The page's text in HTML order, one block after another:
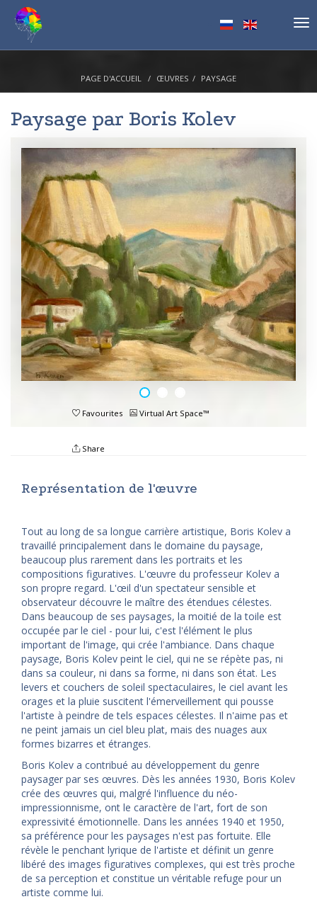
PAGE D'ACCUEIL ŒUVRES PAYSAGE
Paysage par Boris Kolev
Favourites Virtual Art Space™
Share
Représentation de l'œuvre
Tout au long de sa longue carrière artistique, Boris Kolev a
travaillé principalement dans le domaine du paysage,
beaucoup plus rarement dans les portraits et les
compositions figuratives. L'œuvre du professeur Kolev a
son propre regard. L'œil d'un spectateur sensible et
observateur découvre le maître des étendues célestes.
Dans beaucoup de ses paysages, la moitié de la toile est
occupée par le ciel - pour lui, c'est l'élément le plus
important de l'image, qui crée l'ambiance. Dans chaque
paysage, Boris Kolev peint le ciel, qui ne se répète pas, ni
dans sa couleur, ni dans sa forme, ni dans son état. Les
levers et couchers de soleil spectaculaires, le ciel avant les
orages et la pluie suscitent l'émerveillement qui pousse
l'artiste à peindre de tels espaces célestes. Il n'aime pas et
ne peint jamais un ciel bleu plat, mais des nuages aux
formes bizarres et étranges.
Boris Kolev a contribué au développement du genre
paysager par ses œuvres. Dès les années 1930, Boris Kolev
crée des œuvres qui, malgré l'influence du néo-
impressionnisme, ont le caractère de l'art, fort de son
expressivité émotionnelle. Dans les années 1940 et 1950,
sa préférence pour les paysages n'est pas fortuite. Elle
révèle le penchant lyrique de l'artiste et définit un genre
libéré des images figuratives complexes, qui est très proche
de sa perception et constitue un véritable refuge pour un
artiste comme lui.